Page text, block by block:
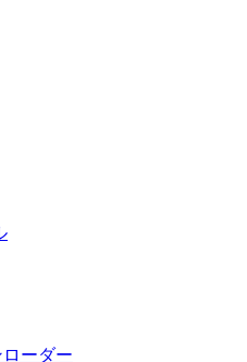
ーダー